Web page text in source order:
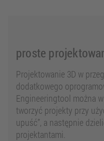
proste
Projektowanie 3D w
dodatkowego
Engineeringtool można
tworzyć projekty przy
upuść”, a następnie
projektantami.